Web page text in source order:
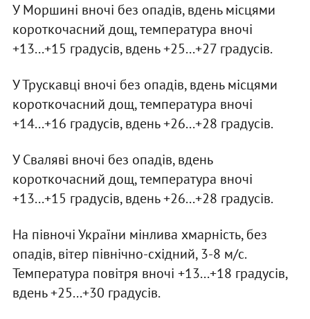
У Моршині вночі без опадів, вдень місцями
короткочасний дощ, температура вночі
+13...+15 градусів, вдень +25...+27 градусів.
У Трускавці вночі без опадів, вдень місцями
короткочасний дощ, температура вночі
+14...+16 градусів, вдень +26...+28 градусів.
У Сваляві вночі без опадів, вдень
короткочасний дощ, температура вночі
+13...+15 градусів, вдень +26...+28 градусів.
На півночі України мінлива хмарність, без
опадів, вітер північно-східний, 3-8 м/с.
Температура повітря вночі +13...+18 градусів,
вдень +25...+30 градусів.